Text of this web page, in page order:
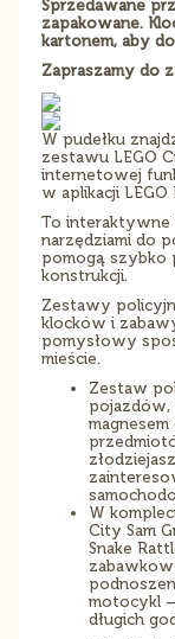
Sprzedawane
zapakowane.
kartonem, aby
Zapraszamy do
W pudełku
zestawu LEGO
internetowej
w aplikacji
To interaktywne
narzędziami do
pomogą szybko
konstrukcji.
Zestawy
klocków i
pomysłowy
mieście.
Zestaw
W
City Sam
Snake
motocykl
długich